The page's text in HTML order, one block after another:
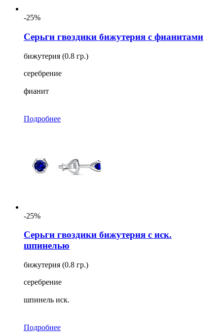
-25%
Серьги гвоздики бижутерия с фианитами
бижутерия (0.8 гр.)
серебрение
фианит
Подробнее
-25%
Серьги гвоздики бижутерия с иск.
шпинелью
бижутерия (0.8 гр.)
серебрение
шпинель иск.
Подробнее